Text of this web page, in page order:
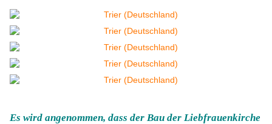
Es wird angenommen, dass der Bau der Liebfrauenkirche